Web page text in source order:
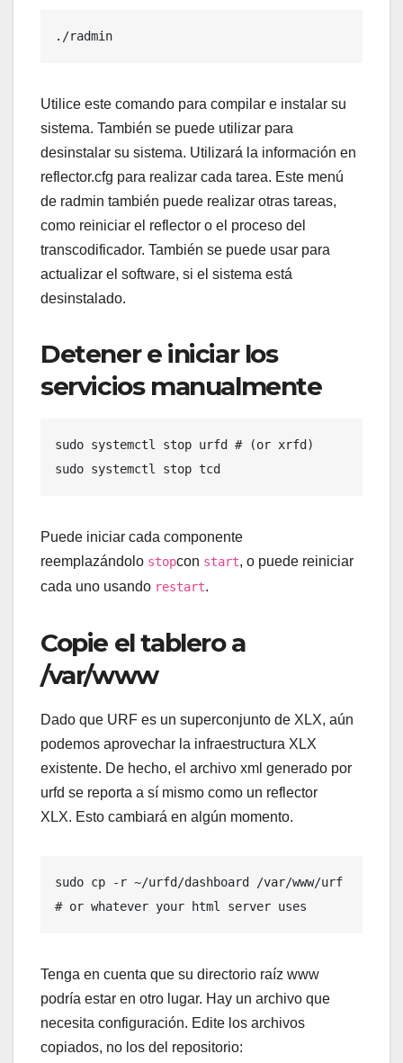
./radmin
Utilice este comando para compilar e instalar su
sistema. También se puede utilizar para
desinstalar su sistema. Utilizará la información en
reflector.cfg para realizar cada tarea. Este menú
de radmin también puede realizar otras tareas,
como reiniciar el reflector o el proceso del
transcodificador. También se puede usar para
actualizar el software, si el sistema está
desinstalado.
Detener e iniciar los
servicios manualmente
sudo systemctl stop urfd # (or xrfd)
sudo systemctl stop tcd
Puede iniciar cada componente
reemplazándolo stopcon start, o puede reiniciar
cada uno usando restart.
Copie el tablero a
/var/www
Dado que URF es un superconjunto de XLX, aún
podemos aprovechar la infraestructura XLX
existente. De hecho, el archivo xml generado por
urfd se reporta a sí mismo como un reflector
XLX. Esto cambiará en algún momento.
sudo cp -r ~/urfd/dashboard /var/www/urf
# or whatever your html server uses
Tenga en cuenta que su directorio raíz www
podría estar en otro lugar. Hay un archivo que
necesita configuración. Edite los archivos
copiados, no los del repositorio: